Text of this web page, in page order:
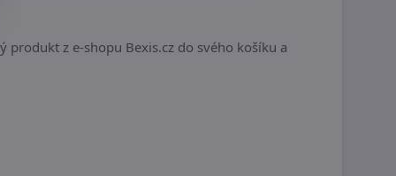
z e-shopu Bexis.cz do svého košíku a